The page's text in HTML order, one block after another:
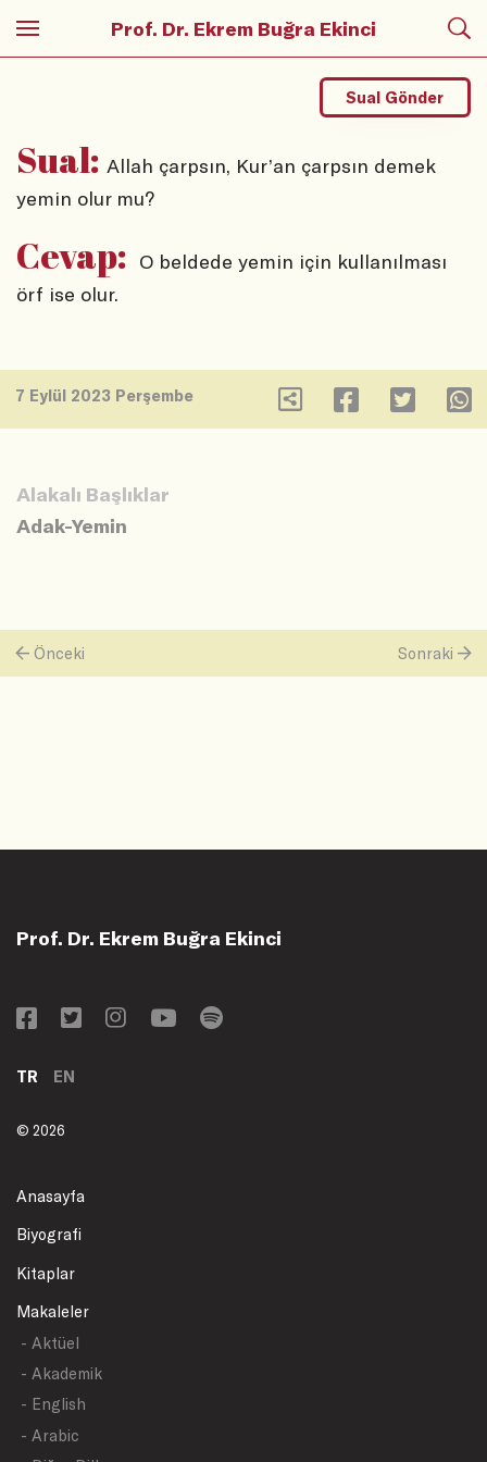
Prof. Dr. Ekrem Buğra Ekinci
Sual: Allah çarpsın, Kur’an çarpsın demek
yemin olur mu?
Sual Gönder
Cevap: O beldede yemin için kullanılması
örf ise olur.
7 Eylül 2023 Perşembe
Alakalı Başlıklar
Adak-Yemin
Önceki Sonraki
Prof. Dr. Ekrem Buğra Ekinci
TR EN
© 2026
Anasayfa
Biyografi
Kitaplar
Makaleler
- Aktüel
- Akademik
- English
- Arabic